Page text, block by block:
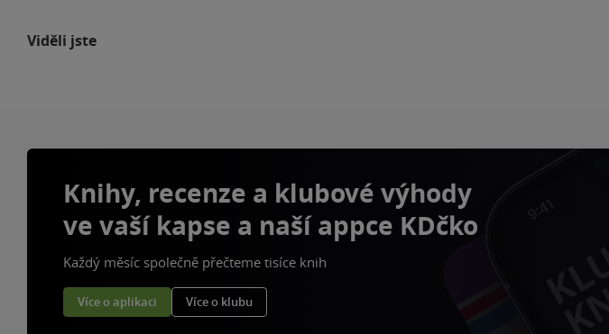
Viděli jste
Knihy, recenze a klubové výhody
ve vaší kapse a naší appce KDčko
Každý měsíc společně přečteme tisíce knih
Více o aplikaci Více o klubu